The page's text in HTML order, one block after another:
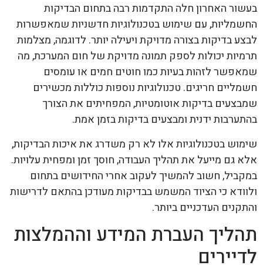
בעשור האחרון חלה התקדמות רבה בתחום הבדיקות
החשמליות, עם שימוש בטכנולוגיות חדשניות שמאפשרות
לבצע בדיקות בצורה מדויקת ויעילה יותר. לדוגמה, מצלמות
תרמיות יכולות לספק תמונה מדויקת של חום המערכת, מה
שמאפשר לזהות בעיות כמו חוטים חמים או עומסים
חשמליים חריגים. טכנולוגיות נוספות כוללות מכשירים
שמבצעים בדיקות אוטומטיות, המפחיתים את הצורך
בהתערבות ידנית ומבצעים בדיקות בזמן אמת.
שימוש בטכנולוגיות אלו לא רק משדרג את איכות הבדיקות,
אלא גם מייעל את תהליך העבודה, חוסך זמן ומפחית עלויות.
במקביל, חשוב להמשיך לעקוב אחרי החידושים בתחום
ולוודא כי הציוד המשמש בבדיקות מעודכן בהתאם לדרישות
והתקנים העדכניים ביותר.
תהליך העברת המידע וההמלצות
לדיירים